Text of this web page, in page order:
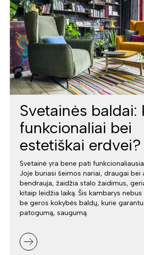
Svetainės baldai:
funkcionaliai bei
estetiškai erdvei?
Svetainė yra bene pati
Joje buriasi šeimos nariai, draugai bei
bendrauja, žaidžia stalo žaidimus,
kitaip leidžia laiką. Šis kambarys
be geros kokybės baldų, kurie
patogumą, saugumą.